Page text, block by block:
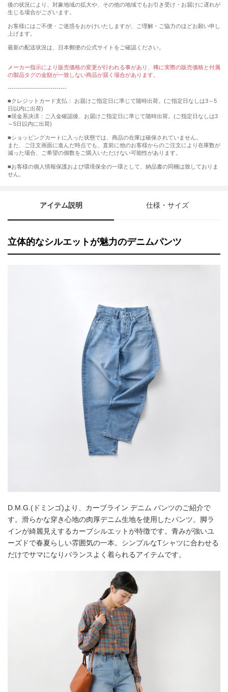
後の状況により、対象地域の拡大や、その他の地域でもお引き受け・お届けに遅れが
生じる場合がございます。
お客様にはご不便・ご迷惑をおかけいたしますが、ご理解・ご協力のほどお願い申し
上げます。
最新の配送状況は、日本郵便の公式サイトをご確認ください。
メーカー指示により販売価格の変更が行われる事があり、稀に実際の販売価格と付属
の製品タグの金額が一致しない商品が届く場合があります。
-----------------------------
■クレジットカード支払： お届けご指定日に準じて随時出荷。(ご指定日なしは3～5
日以内に出荷)
■現金系決済：ご入金確認後、お届けご指定日に準じて随時出荷。(ご指定日なしは3
～5日以内に出荷)
■ショッピングカートに入った状態では、商品の在庫は確保されていません。
また、ご注文画面に進んだ時点でも、直前に他のお客様からのご注文により在庫数が
減った場合、ご希望の個数をご購入いただけない可能性があります。
■お客様の個人情報保護および環境保全の一環として、納品書の同梱は致しておりま
せん。
アイテム説明 仕様・サイズ
立体的なシルエットが魅力のデニムパンツ
D.M.G.(ドミンゴ)より、カーブライン デニム パンツのご紹介で
す。滑らかな穿き心地の肉厚デニム生地を使用したパンツ。脚ラ
インが綺麗見えするカーブシルエットが特徴です。青みが強いユ
ーズドで春夏らしい雰囲気の一本。シンプルなTシャツに合わせる
だけでサマになりバランスよく着られるアイテムです。